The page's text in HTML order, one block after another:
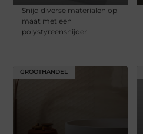
Snijd diverse materialen op
maat met een
polystyreensnijder
GROOTHANDEL